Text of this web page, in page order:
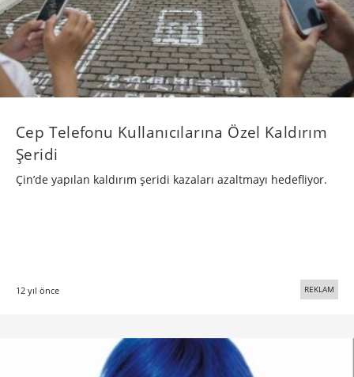
Cep Telefonu Kullanıcılarına Özel Kaldırım
Şeridi
Çin’de yapılan kaldırım şeridi kazaları azaltmayı hedefliyor.
12 yıl önce REKLAM